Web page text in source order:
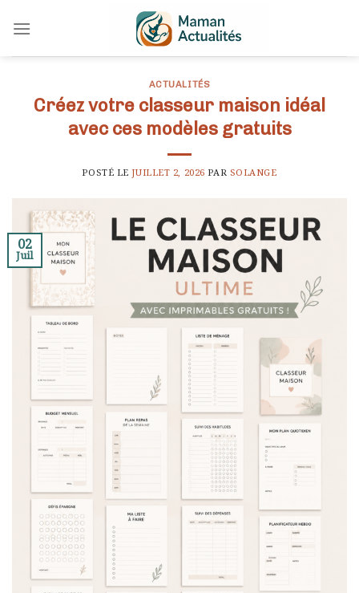
ACTUALITÉS
Créez votre classeur maison idéal
avec ces modèles gratuits
POSTÉ LE JUILLET 2, 2026 PAR SOLANGE
02
Juil